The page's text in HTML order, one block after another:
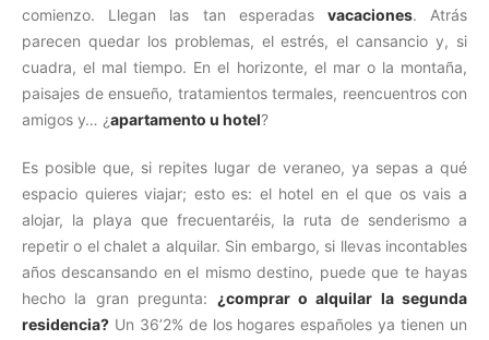
comienzo. Llegan las tan esperadas vacaciones. Atrás
parecen quedar los problemas, el estrés, el cansancio y, si
cuadra, el mal tiempo. En el horizonte, el mar o la montaña,
paisajes de ensueño, tratamientos termales, reencuentros con
amigos y… ¿apartamento u hotel?
Es posible que, si repites lugar de veraneo, ya sepas a qué
espacio quieres viajar; esto es: el hotel en el que os vais a
alojar, la playa que frecuentaréis, la ruta de senderismo a
repetir o el chalet a alquilar. Sin embargo, si llevas incontables
años descansando en el mismo destino, puede que te hayas
hecho la gran pregunta: ¿comprar o alquilar la segunda
residencia? Un 36’2% de los hogares españoles ya tienen un